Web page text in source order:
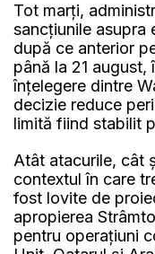
Tot marți,
sancțiunile asupra
după ce anterior
până la 21 august,
înțelegere dintre
decizie reduce
limită fiind stabilit
Atât atacurile, cât
contextul în care
fost lovite de
apropierea
pentru operațiuni